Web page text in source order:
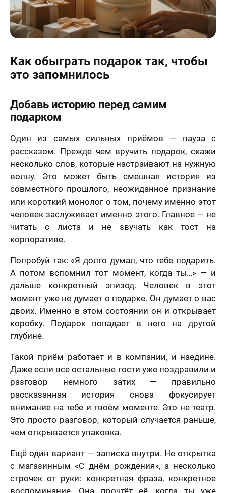
Как обыграть подарок так, чтобы
это запомнилось
Добавь историю перед самим
подарком
Один из самых сильных приёмов — пауза с
рассказом. Прежде чем вручить подарок, скажи
несколько слов, которые настраивают на нужную
волну. Это может быть смешная история из
совместного прошлого, неожиданное признание
или короткий монолог о том, почему именно этот
человек заслуживает именно этого. Главное — не
читать с листа и не звучать как тост на
корпоративе.
Попробуй так: «Я долго думал, что тебе подарить.
А потом вспомнил тот момент, когда ты…» — и
дальше конкретный эпизод. Человек в этот
момент уже не думает о подарке. Он думает о вас
двоих. Именно в этом состоянии он и открывает
коробку. Подарок попадает в него на другой
глубине.
Такой приём работает и в компании, и наедине.
Даже если все остальные гости уже поздравили и
разговор немного затих — правильно
рассказанная история снова фокусирует
внимание на тебе и твоём моменте. Это не театр.
Это просто разговор, который случается раньше,
чем открывается упаковка.
Ещё один вариант — записка внутри. Не открытка
с магазинным «С днём рождения», а несколько
строчек от руки: конкретная фраза, конкретное
воспоминание. Она прочтёт её, когда ты уже